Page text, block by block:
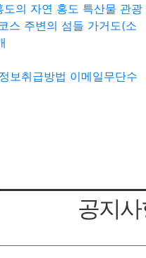
도의 자연 홍도 특산물 관광
스 주변의 섬들 가거도(소
보취급방법 이메일무단수
공지